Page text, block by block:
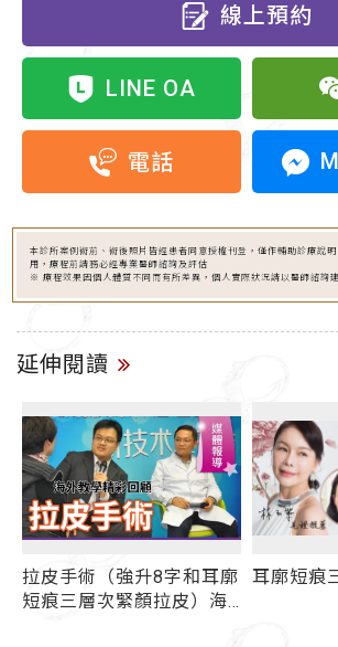
線上預約
LINE OA
電話
本診所案例術前、術後照片皆經患者同意授權刊登，僅作輔助診療說
用，療程前請務必經專業醫師諮詢及評估
※ 療程效果因個人體質不同而有所差異，個人實際狀況請以醫師諮詢
延伸閱讀
拉皮手術（強升8字和耳廓
短痕三層次緊顏拉皮）海
耳廓短痕